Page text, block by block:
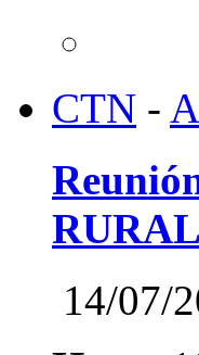
CTN -
14/07/